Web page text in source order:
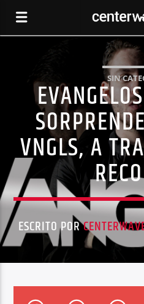
CANCIÓN ACTUAL
BURNED WITH DESIRE
ARMIN VAN BUUREN
SIN
VNGLS, A
ESCRITO POR